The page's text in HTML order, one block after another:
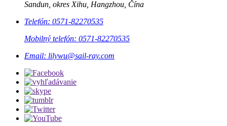
Sandun, okres Xihu, Hangzhou, Čína
Telefón: 0571-82270535
Mobilný telefón: 0571-82270535
Email: lilywu@sail-ray.com